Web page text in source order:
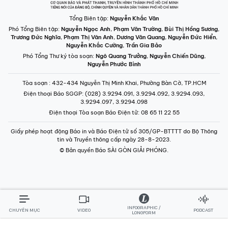
Tổng Biên tập: Nguyễn Khắc Văn
Phó Tổng Biên tập: Nguyễn Ngọc Anh, Phạm Văn Trường, Bùi Thị Hồng Sương,
Trương Đức Nghĩa, Phạm Thị Vân Anh, Dương Văn Quang, Nguyễn Đức Hiển,
Nguyễn Khắc Cường, Trần Gia Bảo
Phó Tổng Thư ký tòa soạn: Ngô Quang Trưởng, Nguyễn Chiến Dũng,
Nguyễn Phước Bình
Tòa soạn : 432-434 Nguyễn Thị Minh Khai, Phường Bàn Cờ, TP.HCM
Điện thoại Báo SGGP: (028) 3.9294.091, 3.9294.092, 3.9294.093,
3.9294.097, 3.9294.098
Điện thoại Tòa soạn Báo Điện tử: 08 65 11 22 55
Giấy phép hoạt động Báo in và Báo Điện tử số 305/GP-BTTTT do Bộ Thông
tin và Truyền thông cấp ngày 28-8-2023.
© Bản quyền Báo SÀI GÒN GIẢI PHÓNG.
CHUYÊN MỤC VIDEO
INFOGRAPHIC /
LONGFORM
PODCAST